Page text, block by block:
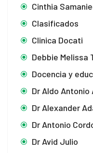
Cinthia
Clasificados
Clinica Docati
Debbie Melissa
Docencia y
Dr Aldo Antonio
Dr Alexander
Dr Antonio
Dr Avid Julio